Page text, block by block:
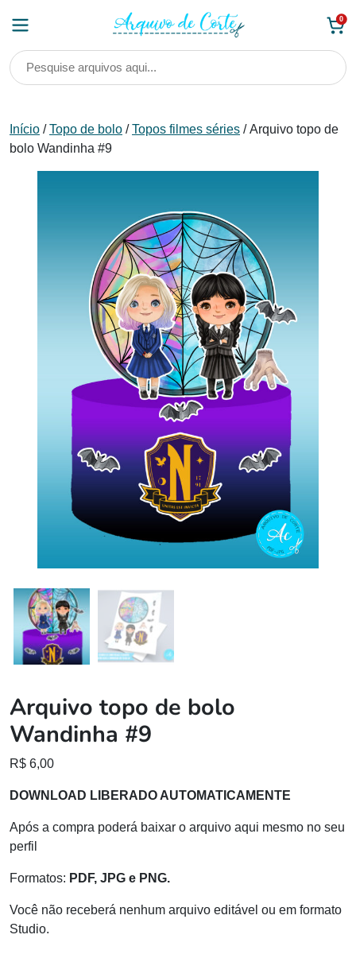
0
Início /Topo de bolo /Topos filmes séries / Arquivo topo de
bolo Wandinha #9
Arquivo topo de bolo
Wandinha #9
R$ 6,00
DOWNLOAD LIBERADO AUTOMATICAMENTE
Após a compra poderá baixar o arquivo aqui mesmo no seu
perfil
Formatos: PDF, JPG e PNG.
Você não receberá nenhum arquivo editável ou em formato
Studio.